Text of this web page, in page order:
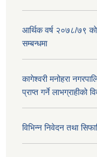
आर्थिक वर्ष २०७८/७९ को
सम्बन्धमा
कागेश्वरी मनोहरा
प्राप्त गर्ने लाभग्राहीको
विभिन्न निवेदन तथा